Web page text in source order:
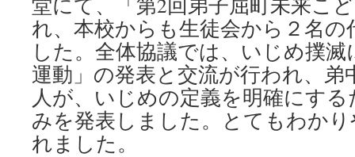
中
は
環
境
整
備
期
間”
れ、本校からも生徒会から２名
した。全体協議では、いじめ撲
運動」の発表と交流が行われ、
人が、いじめの定義を明確にす
みを発表しました。とてもわか
れました。